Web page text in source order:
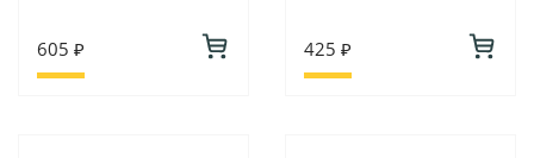
605 ₽ 425 ₽